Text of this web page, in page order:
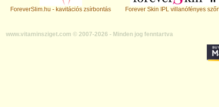
ForeverSlim.hu - kavitációs zsírbontás Forever Skin IPL villanófényes
www.vitaminsziget.com © 2007-2026 - Minden jog fenntartva